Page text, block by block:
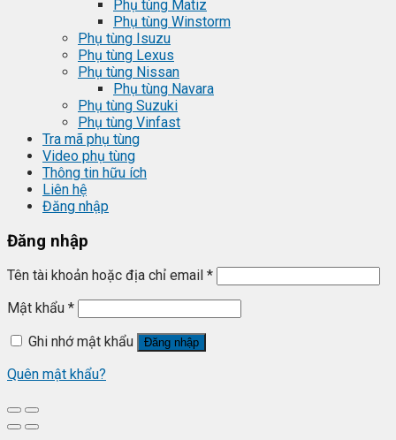
Phụ tùng Matiz
Phụ tùng Winstorm
Phụ tùng Isuzu
Phụ tùng Lexus
Phụ tùng Nissan
Phụ tùng Navara
Phụ tùng Suzuki
Phụ tùng Vinfast
Tra mã phụ tùng
Video phụ tùng
Thông tin hữu ích
Liên hệ
Đăng nhập
Đăng nhập
Tên tài khoản hoặc địa chỉ email *
Mật khẩu *
Ghi nhớ mật khẩu
Đăng nhập
Quên mật khẩu?